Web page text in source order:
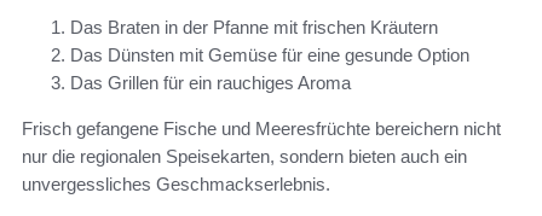
Das Braten in der Pfanne mit frischen Kräutern
Das Dünsten mit Gemüse für eine gesunde Option
Das Grillen für ein rauchiges Aroma
Frisch gefangene Fische und Meeresfrüchte bereichern nicht
nur die regionalen Speisekarten, sondern bieten auch ein
unvergessliches Geschmackserlebnis.